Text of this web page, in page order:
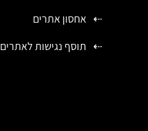
אחסון אתרים
תוסף נגישות לאתרים